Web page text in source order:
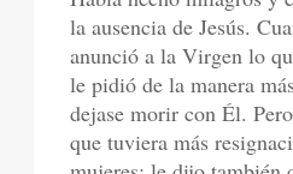
la ausencia de Jesús.
anunció a la Virgen lo
le pidió de la manera
dejase morir con Él.
que tuviera más